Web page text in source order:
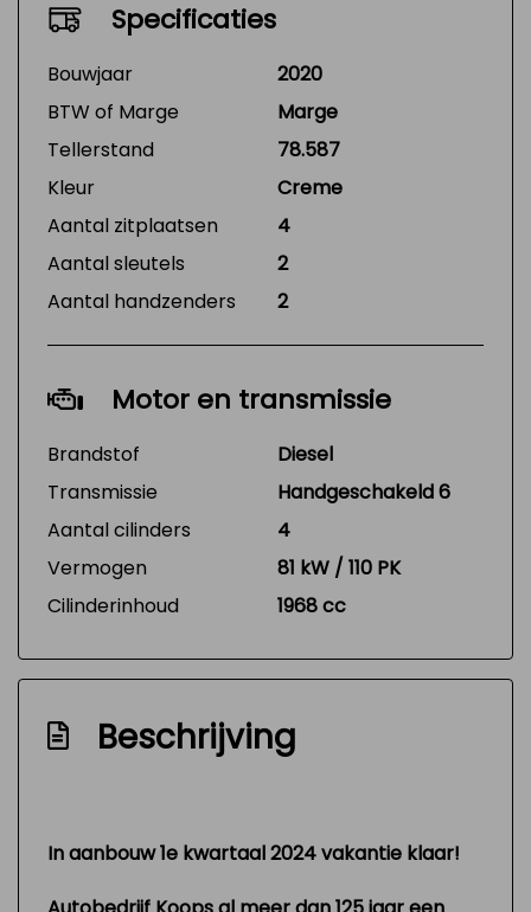
Specificaties
Bouwjaar
2020
BTW of Marge
Marge
Tellerstand
78.587
Kleur
Creme
Aantal zitplaatsen
4
Aantal sleutels
2
Aantal handzenders
2
Motor en transmissie
Brandstof
Diesel
Transmissie
Handgeschakeld 6
Aantal cilinders
4
Vermogen
81 kW / 110 PK
Cilinderinhoud
1968 cc
Beschrijving
In aanbouw 1e kwartaal 2024 vakantie klaar!